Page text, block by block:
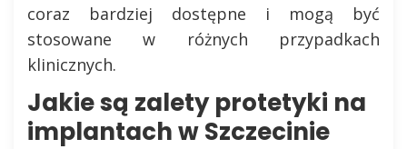
coraz bardziej dostępne i mogą być
stosowane w różnych przypadkach
klinicznych.
Jakie są zalety protetyki na
implantach w Szczecinie